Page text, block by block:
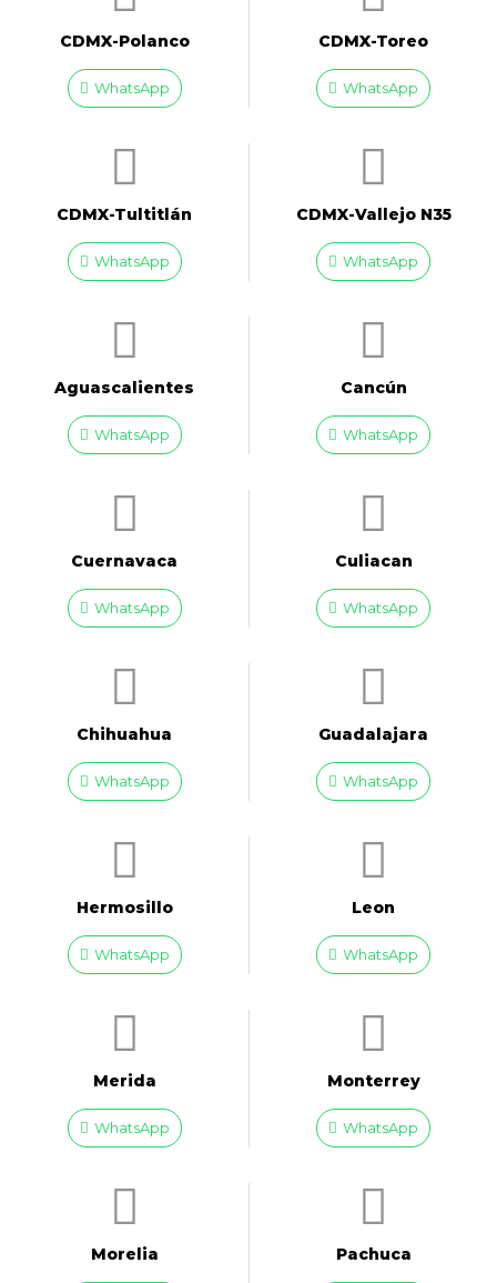
CDMX-Polanco
WhatsApp
CDMX-Toreo
WhatsApp
CDMX-Tultitlán
WhatsApp
CDMX-Vallejo N35
WhatsApp
Aguascalientes
WhatsApp
Cancún
WhatsApp
Cuernavaca
WhatsApp
Culiacan
WhatsApp
Chihuahua
WhatsApp
Guadalajara
WhatsApp
Hermosillo
WhatsApp
Leon
WhatsApp
Merida
WhatsApp
Monterrey
WhatsApp
Morelia Pachuca